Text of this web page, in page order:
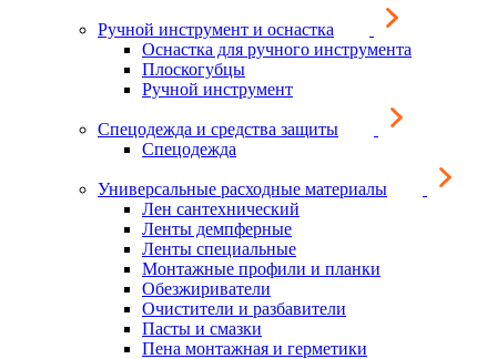
Ручной инструмент и оснастка
Оснастка для ручного инструмента
Плоскогубцы
Ручной инструмент
Спецодежда и средства защиты
Спецодежда
Универсальные расходные материалы
Лен сантехнический
Ленты демпферные
Ленты специальные
Монтажные профили и планки
Обезжириватели
Очистители и разбавители
Пасты и смазки
Пена монтажная и герметики